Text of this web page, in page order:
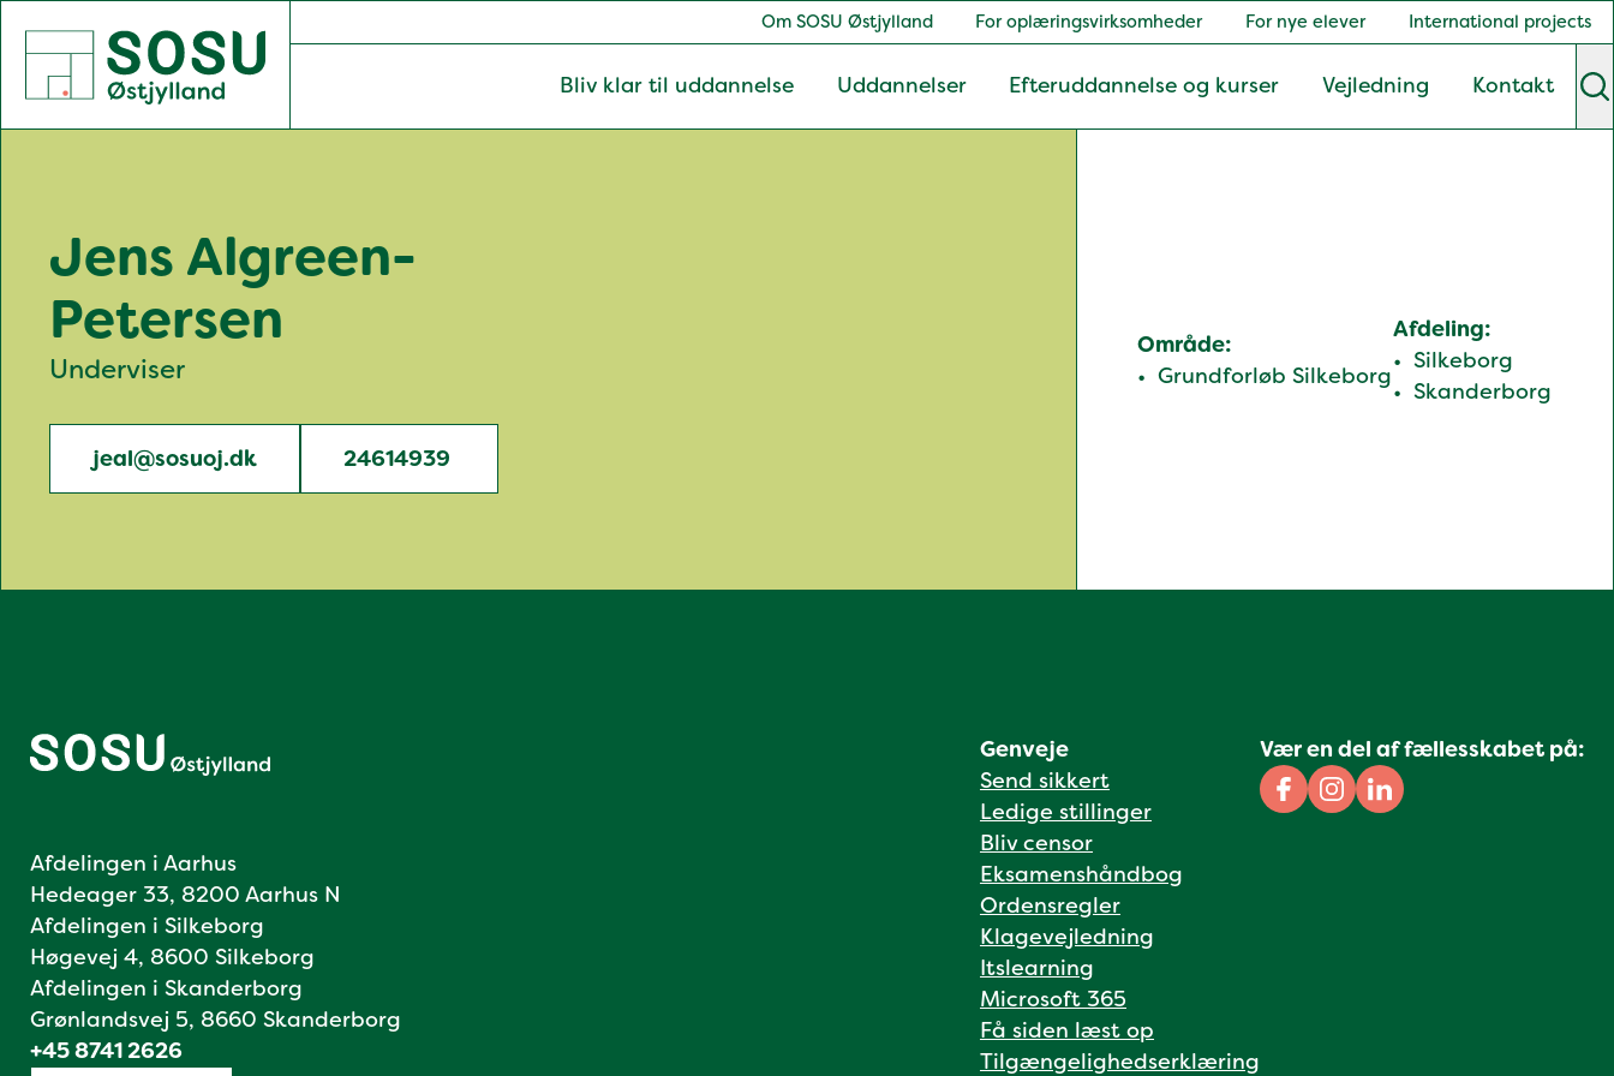
SOSU Østjylland | Gør dig klogere på livet
Om SOSU Østjylland For oplæringsvirksomheder For nye elever International projects
Bliv klar til uddannelse Uddannelser Efteruddannelse og kurser Vejledning Kontakt
Jens Algreen-
Petersen
Underviser
jeal@sosuoj.dk 24614939
Område:
Grundforløb Silkeborg
Afdeling:
Silkeborg
Skanderborg
Afdelingen i Aarhus
Hedeager 33, 8200 Aarhus N
Afdelingen i Silkeborg
Høgevej 4, 8600 Silkeborg
Afdelingen i Skanderborg
Grønlandsvej 5, 8660 Skanderborg
+45 8741 2626
Genveje
Send sikkert
Ledige stillinger
Bliv censor
Eksamenshåndbog
Ordensregler
Klagevejledning
Itslearning
Microsoft 365
Få siden læst op
Tilgængelighedserklæring
Vær en del af fællesskabet på:
Facebook
Instagram
Linkedin